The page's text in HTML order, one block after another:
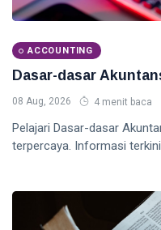
ACCOUNTING
Dasar-dasar
08 Aug, 2026 4 menit baca
Pelajari Dasar-dasar
terpercaya. Informasi